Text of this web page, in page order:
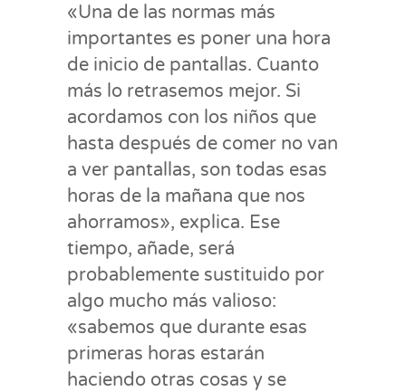
«Una de las normas más
importantes es poner una hora
de inicio de pantallas. Cuanto
más lo retrasemos mejor. Si
acordamos con los niños que
hasta después de comer no van
a ver pantallas, son todas esas
horas de la mañana que nos
ahorramos», explica. Ese
tiempo, añade, será
probablemente sustituido por
algo mucho más valioso:
«sabemos que durante esas
primeras horas estarán
haciendo otras cosas y se